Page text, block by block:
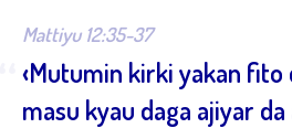
Mattiyu 12:35-37
‹Mutumin kirki yakan fito
masu kyau daga ajiyar